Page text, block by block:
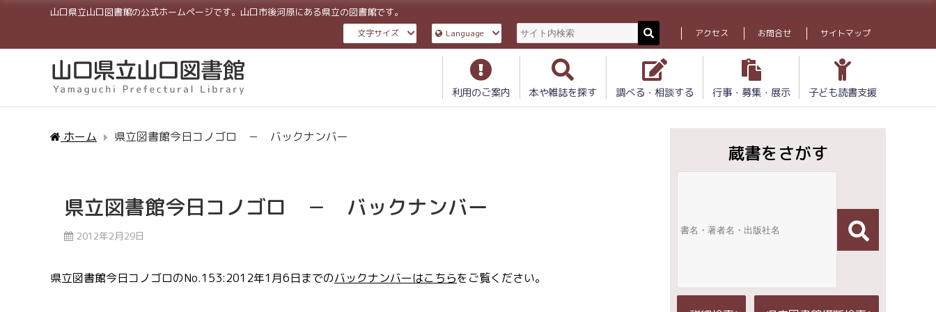
山口県立山口図書館の公式ホームページです。山口市後河原にある県立の図書館です。
文字サイズ Language アクセス お問合せ サイトマップ
利用のご案内 本や雑誌を探す 調べる・相談する 行事・募集・展示 子ども読書支援
ホーム 県立図書館今日コノゴロ － バックナンバー
県立図書館今日コノゴロ － バックナンバー
2012年2月29日
県立図書館今日コノゴロのNo.153:2012年1月6日までのバックナンバーはこちらをご覧ください。
蔵書をさがす